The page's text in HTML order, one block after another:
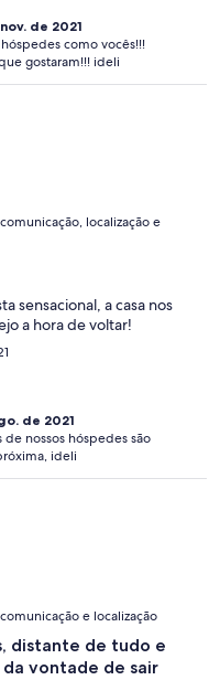
de 2021
como vocês!!!
gostaram!!! ideli
localização e
sensacional, a casa nos
a hora de voltar!
de 2021
de nossos hóspedes são
ideli
e localização
distante de tudo e
vontade de sair